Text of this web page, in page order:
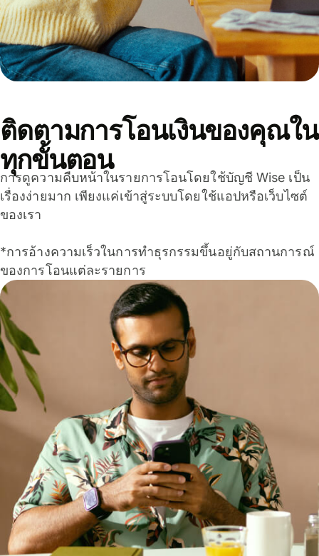
ติดตามการโอนเงินของคุณใน
ทุกขั้นตอน
การดูความคืบหน้าในรายการโอนโดยใช้บัญชี Wise เป็น
เรื่องง่ายมาก เพียงแค่เข้าสู่ระบบโดยใช้แอปหรือเว็บไซต์
ของเรา
*การอ้างความเร็วในการทำธุรกรรมขึ้นอยู่กับสถานการณ์
ของการโอนแต่ละรายการ